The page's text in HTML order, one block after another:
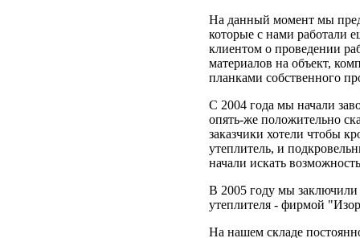
На данный момент мы
которые с нами работали
клиентом о проведении
материалов на объект,
планками собственного
С 2004 года мы начали
опять-же положительно
заказчики хотели чтобы
утеплитель, и
начали искать
В 2005 году мы заключили
утеплителя - фирмой
На нашем складе